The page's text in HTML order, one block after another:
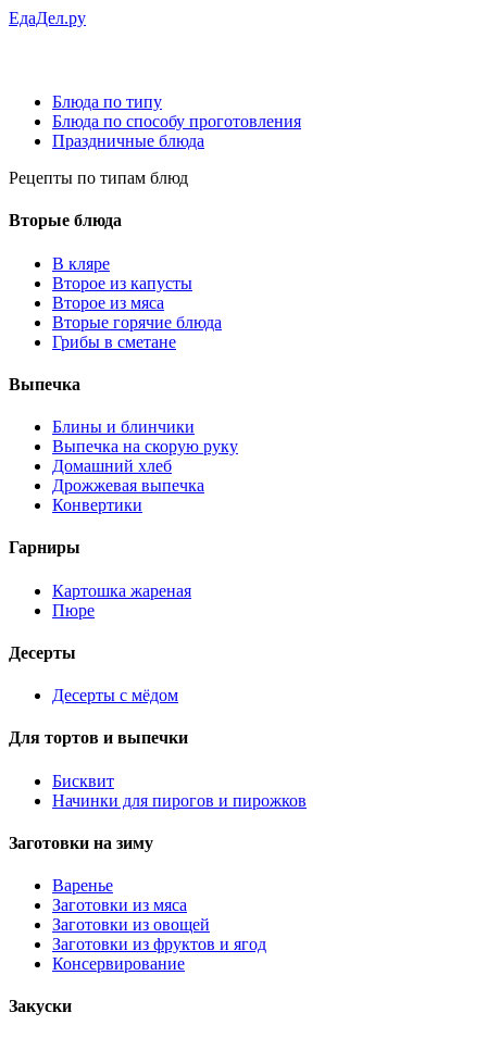
ЕдаДел.ру
Блюда по типу
Блюда по способу проготовления
Праздничные блюда
Рецепты по типам блюд
Вторые блюда
В кляре
Второе из капусты
Второе из мяса
Вторые горячие блюда
Грибы в сметане
Выпечка
Блины и блинчики
Выпечка на скорую руку
Домашний хлеб
Дрожжевая выпечка
Конвертики
Гарниры
Картошка жареная
Пюре
Десерты
Десерты с мёдом
Для тортов и выпечки
Бисквит
Начинки для пирогов и пирожков
Заготовки на зиму
Варенье
Заготовки из мяса
Заготовки из овощей
Заготовки из фруктов и ягод
Консервирование
Закуски